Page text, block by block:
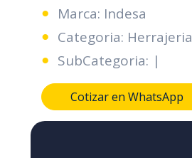
Marca: Indesa
Categoria: Herrajeria
SubCategoria: |
Cotizar en WhatsApp